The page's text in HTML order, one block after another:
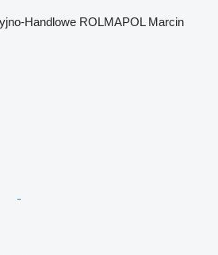
Handlowe ROLMAPOL Marcin